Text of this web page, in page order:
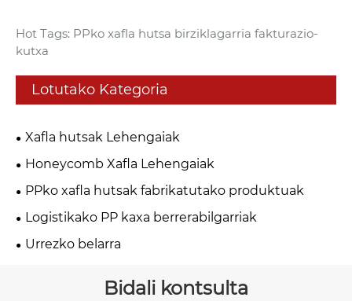
Hot Tags: PPko xafla hutsa birziklagarria fakturazio-
kutxa
Lotutako Kategoria
Xafla hutsak Lehengaiak
Honeycomb Xafla Lehengaiak
PPko xafla hutsak fabrikatutako produktuak
Logistikako PP kaxa berrerabilgarriak
Urrezko belarra
Bidali kontsulta